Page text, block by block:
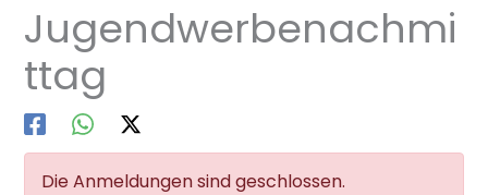
Jugendwerbenachmi
ttag
Die Anmeldungen sind geschlossen.